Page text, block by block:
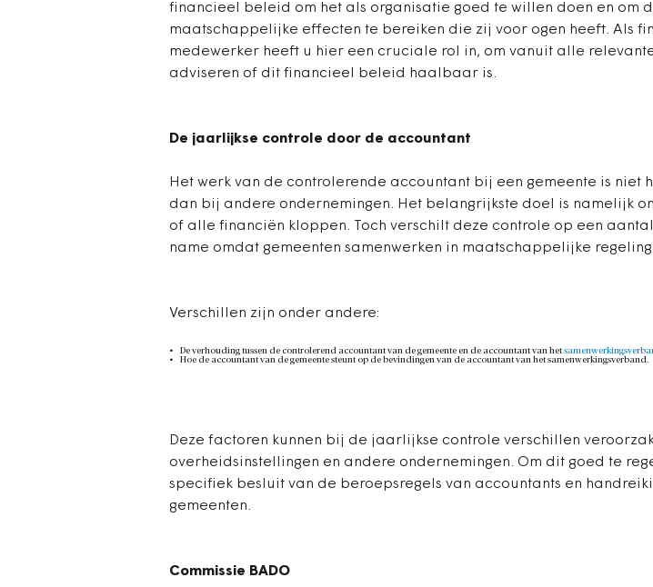
financieel beleid om het als organisatie goed te willen doen en om
maatschappelijke effecten te bereiken die zij voor ogen heeft. Als
medewerker heeft u hier een cruciale rol in, om vanuit alle
adviseren of dit financieel beleid haalbaar is.
De jaarlijkse controle door de accountant
Het werk van de controlerende accountant bij een gemeente is niet
dan bij andere ondernemingen. Het belangrijkste doel is namelijk
of alle financiën kloppen. Toch verschilt deze controle op een
name omdat gemeenten samenwerken in maatschappelijke
Verschillen zijn onder andere:
De verhouding tussen de controlerend accountant van de gemeente en de accountant van het
Hoe de accountant van de gemeente steunt op de bevindingen van de accountant van het samenwerkingsverband.
Deze factoren kunnen bij de jaarlijkse controle verschillen
overheidsinstellingen en andere ondernemingen. Om dit goed te
specifiek besluit van de beroepsregels van accountants en
gemeenten.
Commissie BADO